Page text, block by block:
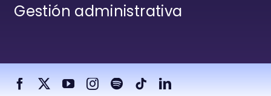
Gestión administrativa